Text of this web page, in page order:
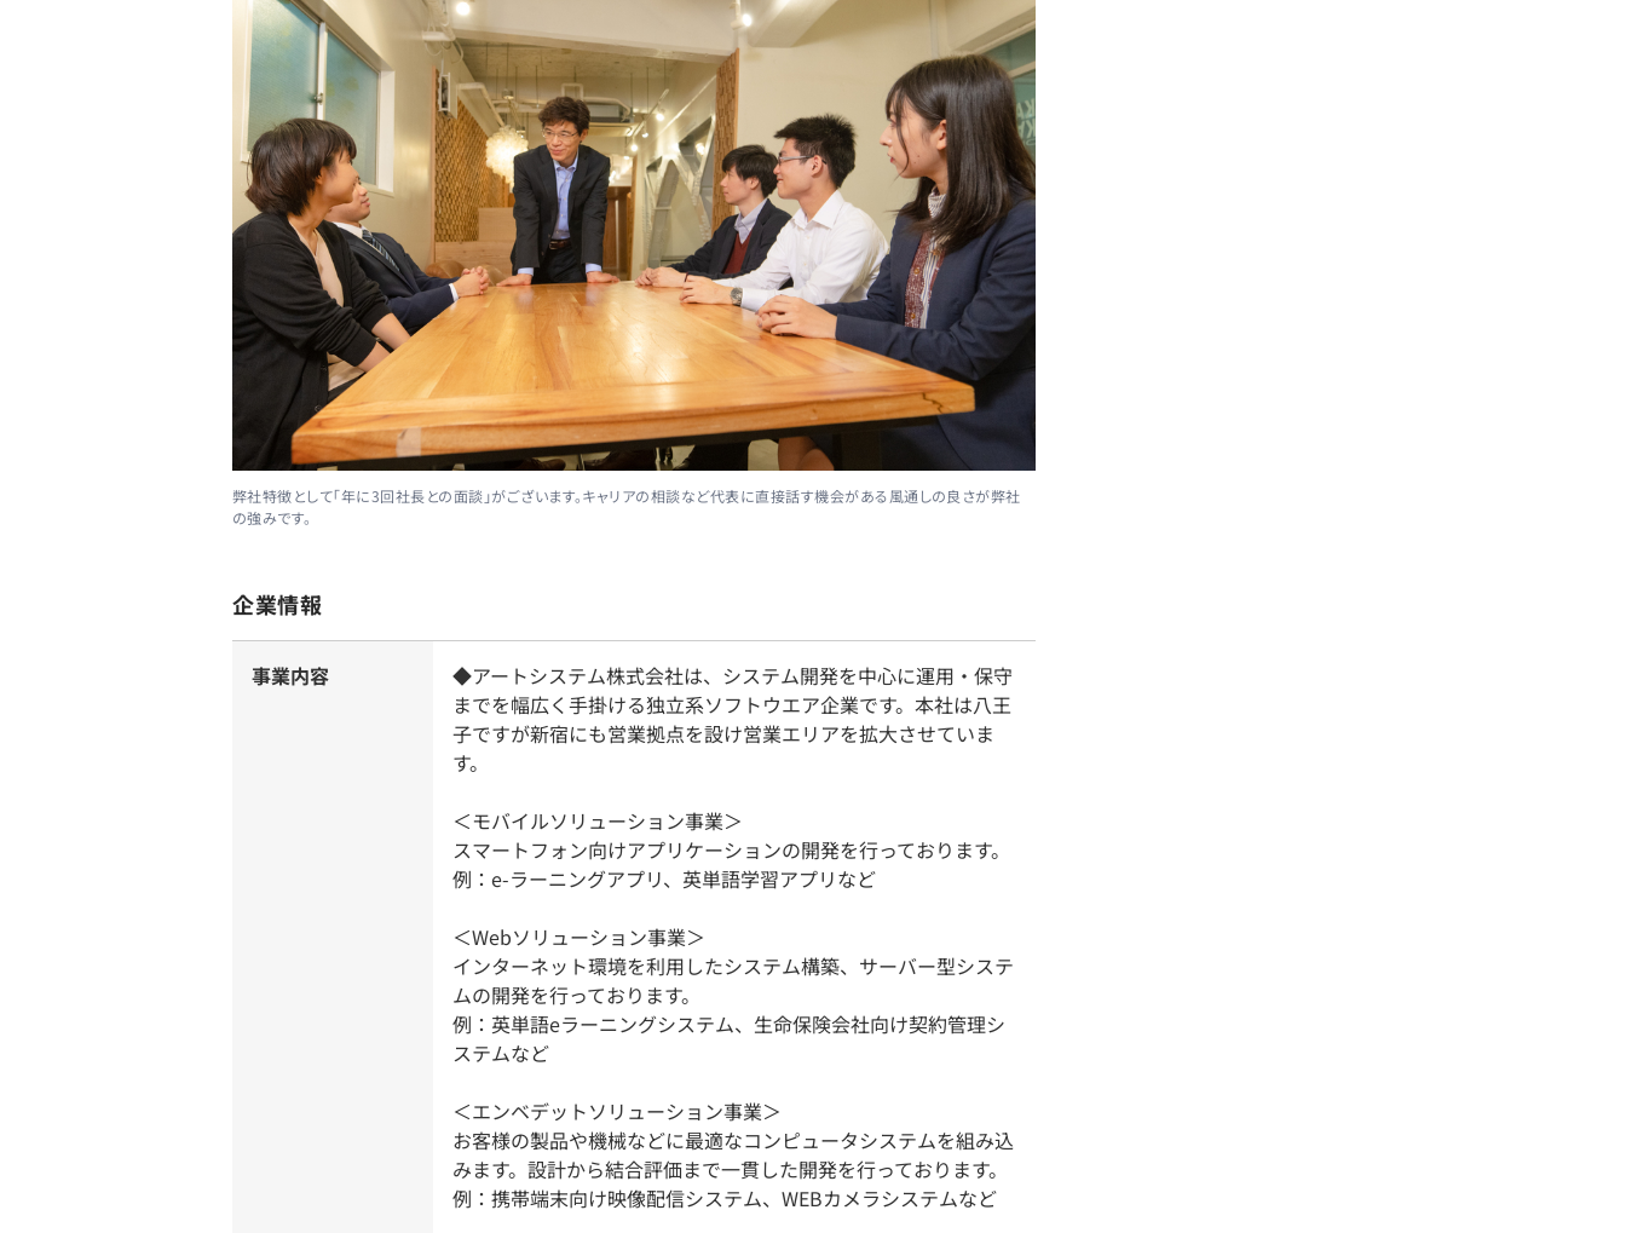
弊社特徴として「年に3回社長との面談」がございます。キャリアの相談など代表に直接話す機会がある風通しの良さが弊社
の強みです。
企業情報
事業内容
◆アートシステム株式会社は、システム開発を中心に運用・保守
までを幅広く手掛ける独立系ソフトウエア企業です。本社は八王
子ですが新宿にも営業拠点を設け営業エリアを拡大させていま
す。
＜モバイルソリューション事業＞
スマートフォン向けアプリケーションの開発を行っております。
例：e-ラーニングアプリ、英単語学習アプリなど
＜Webソリューション事業＞
インターネット環境を利用したシステム構築、サーバー型システ
ムの開発を行っております。
例：英単語eラーニングシステム、生命保険会社向け契約管理シ
ステムなど
＜エンベデットソリューション事業＞
お客様の製品や機械などに最適なコンピュータシステムを組み込
みます。設計から結合評価まで一貫した開発を行っております。
例：携帯端末向け映像配信システム、WEBカメラシステムなど